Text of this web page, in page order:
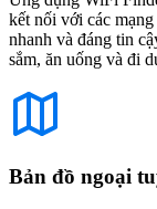
kết nối với các
nhanh và đáng tin
sắm, ăn uống và đi
Bản đồ ngoại